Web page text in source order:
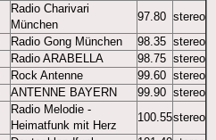
Radio Charivari
München
97.80 stereo
Radio Gong München 98.35 stereo
Radio ARABELLA 98.75 stereo
Rock Antenne 99.60 stereo
ANTENNE BAYERN 99.90 stereo
Radio Melodie -
Heimatfunk mit Herz
100.55stereo